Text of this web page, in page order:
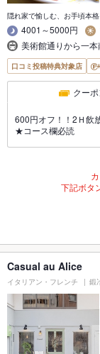
隠れ家で愉しむ、お手頃本
4001～5000円
美術館通りから一
口コミ投稿特典対象店
クー
600円オフ！！2Ｈ飲
★コース欄必読
下記ボタ
Casual au Alice
イタリアン・フレンチ 鍛